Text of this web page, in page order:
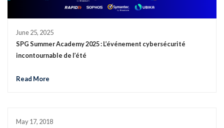
June 25, 2025
SPG Summer Academy 2025 : L’événement cybersécurité
incontournable de l’été
Read More
May 17, 2018